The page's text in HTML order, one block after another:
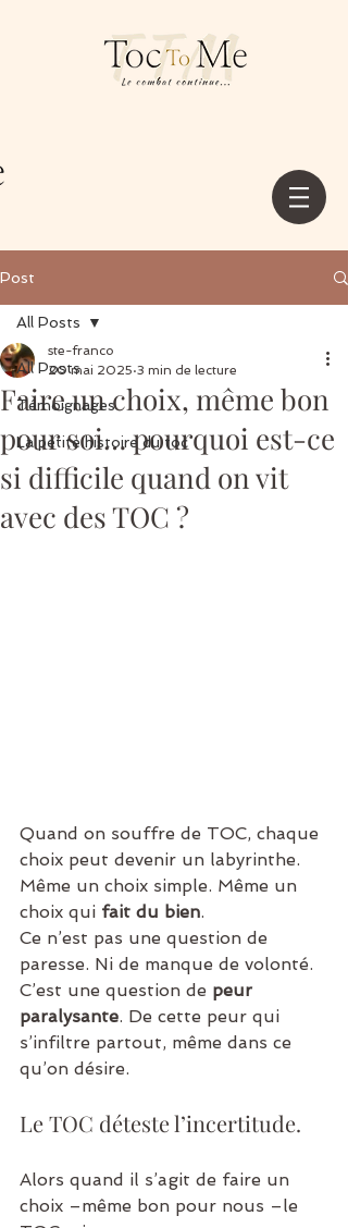
Post
All Posts
Témoignages
La petite histoire du toc
All Posts
Faire un choix, même bon
pour soi… pourquoi est-ce
si difficile quand on vit
avec des TOC ?
ste-franco
20 mai 2025 3 min de lecture
Quand on souffre de TOC, chaque
choix peut devenir un labyrinthe.
Même un choix simple. Même un
choix qui fait du bien.
Ce n’est pas une question de
paresse. Ni de manque de volonté.
C’est une question de peur
paralysante. De cette peur qui
s’infiltre partout, même dans ce
qu’on désire.
Le TOC déteste l’incertitude.
Alors quand il s’agit de faire un
choix –même bon pour nous –le